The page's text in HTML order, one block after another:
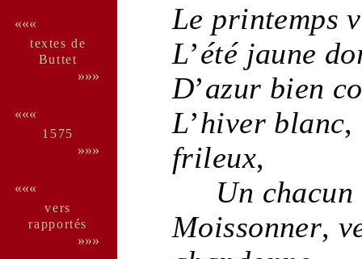
«««
textes de
Buttet
»»»
«««
1575
»»»
«««
vers
rappor­tés
»»»
Le printemps
L’été jaune
D’azur bien
L’hiver blanc,
frileux,
Un
Moissonner,